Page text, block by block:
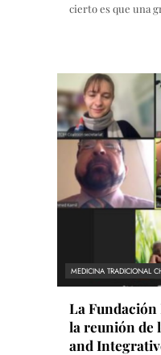
cierto es que una
MEDICINA TRADICIONAL
La
la reunión de
and